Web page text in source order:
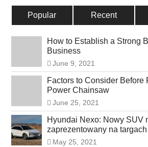
Popular Recent
How to Establish a Strong
Business
June 9, 2021
Factors to Consider Before
Power Chainsaw
June 25, 2021
Hyundai Nexo: Nowy SUV
zaprezentowany na
May 25, 2021